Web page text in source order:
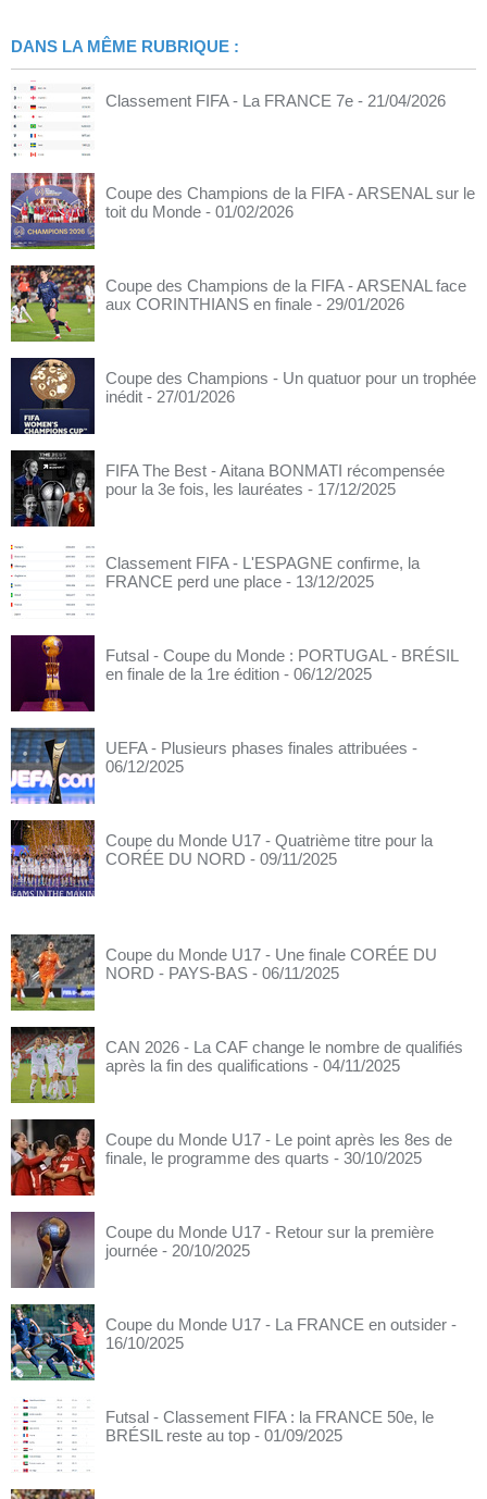
DANS LA MÊME RUBRIQUE :
Classement FIFA - La FRANCE 7e - 21/04/2026
Coupe des Champions de la FIFA - ARSENAL sur le
toit du Monde - 01/02/2026
Coupe des Champions de la FIFA - ARSENAL face
aux CORINTHIANS en finale - 29/01/2026
Coupe des Champions - Un quatuor pour un trophée
inédit - 27/01/2026
FIFA The Best - Aitana BONMATI récompensée
pour la 3e fois, les lauréates - 17/12/2025
Classement FIFA - L'ESPAGNE confirme, la
FRANCE perd une place - 13/12/2025
Futsal - Coupe du Monde : PORTUGAL - BRÉSIL
en finale de la 1re édition - 06/12/2025
UEFA - Plusieurs phases finales attribuées -
06/12/2025
Coupe du Monde U17 - Quatrième titre pour la
CORÉE DU NORD - 09/11/2025
Coupe du Monde U17 - Une finale CORÉE DU
NORD - PAYS-BAS - 06/11/2025
CAN 2026 - La CAF change le nombre de qualifiés
après la fin des qualifications - 04/11/2025
Coupe du Monde U17 - Le point après les 8es de
finale, le programme des quarts - 30/10/2025
Coupe du Monde U17 - Retour sur la première
journée - 20/10/2025
Coupe du Monde U17 - La FRANCE en outsider -
16/10/2025
Futsal - Classement FIFA : la FRANCE 50e, le
BRÉSIL reste au top - 01/09/2025